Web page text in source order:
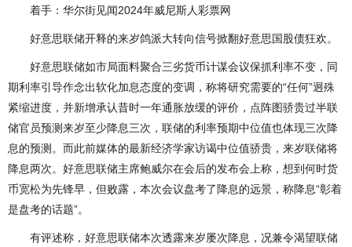
着手：华尔街见闻2024年威尼斯人彩票网
好意思联储开释的来岁鸽派大转向信号掀翻好意思国股债狂欢。
好意思联储如市局面料聚合三劣货币计谋会议保抓利率不变，同
期利率引导作念出软化加息态度的变调，称将研究需要的“任何”迥殊
紧缩进度，并新增承认昔时一年通胀放缓的评价，点阵图骄贵过半联
储官员预测来岁至少降息三次，联储的利率预期中位值也体现三次降
息的预测。而此前媒体的最新经济学家访谒中位值骄贵，来岁联储将
降息两次。好意思联储主席鲍威尔在会后的发布会上称，想到何时货
币宽松为先锋早，但败露，本次会议盘考了降息的远景，称降息“彰着
是盘考的话题”。
有评述称，好意思联储本次透露来岁屡次降息，况兼令渴望联储